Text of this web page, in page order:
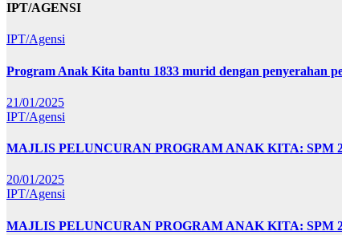
IPT/AGENSI
IPT/Agensi
Program Anak Kita bantu 1833 murid dengan penyerahan
21/01/2025
IPT/Agensi
MAJLIS PELUNCURAN PROGRAM ANAK KITA: SPM
20/01/2025
IPT/Agensi
MAJLIS PELUNCURAN PROGRAM ANAK KITA: SPM